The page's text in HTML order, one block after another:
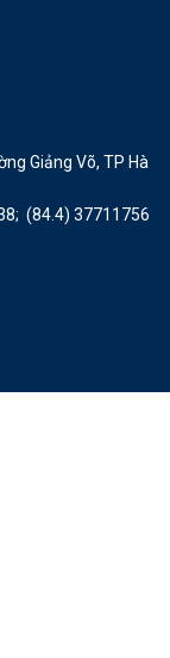
Giảng Võ, TP Hà
(84.4) 37711756